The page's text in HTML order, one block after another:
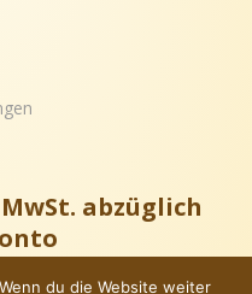
abzüglich
du die Website weiter